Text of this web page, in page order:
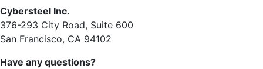
Cybersteel Inc.
376-293 City Road, Suite 600
San Francisco, CA 94102
Have any questions?